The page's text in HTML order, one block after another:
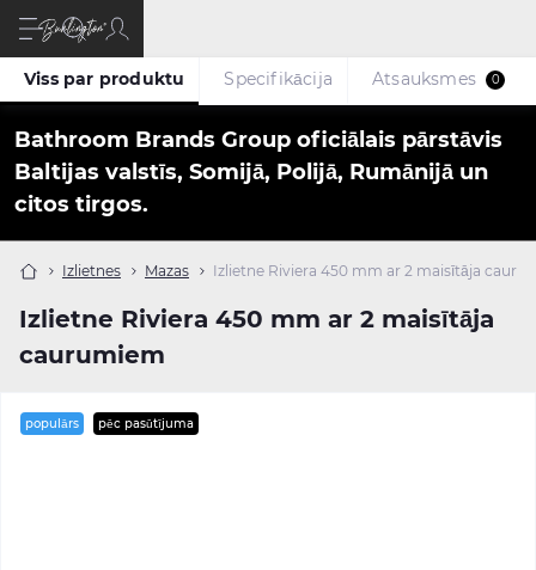
Bathroom Brands Group oficiālais pārstāvis
Baltijas valstīs, Somijā, Polijā, Rumānijā un
citos tirgos.
Izlietnes Mazas Izlietne Riviera 450 mm ar 2 maisītāja
Izlietne Riviera 450 mm ar 2 maisītāja
caurumiem
Viss par produktu Specifikācija Atsauksmes 0
populārs pēc pasūtījuma